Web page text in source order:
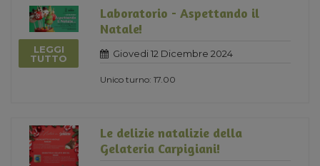
LEGGI
TUTTO
Laboratorio - Aspettando il
Natale!
Giovedi 12 Dicembre 2024
Unico turno: 17.00
Le delizie natalizie della
Gelateria Carpigiani!